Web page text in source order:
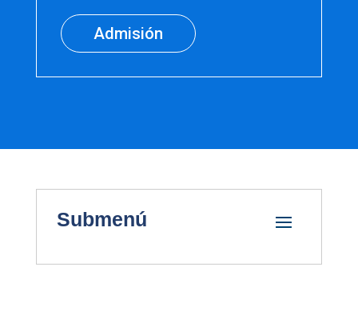
Admisión
Submenú